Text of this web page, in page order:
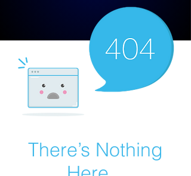
There’s Nothing